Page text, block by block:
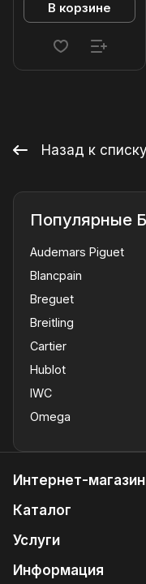
В корзине
Назад к списку
Популярные
Audemars Piguet
Blancpain
Breguet
Breitling
Cartier
Hublot
IWC
Omega
Интернет-магазин
Каталог
Услуги
Информация